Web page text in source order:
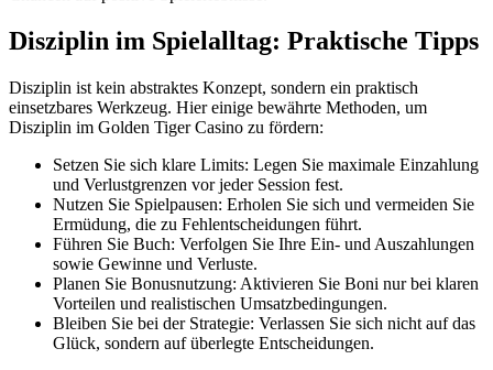
Disziplin im Spielalltag: Praktische Tipps
Disziplin ist kein abstraktes Konzept, sondern ein praktisch
einsetzbares Werkzeug. Hier einige bewährte Methoden, um
Disziplin im Golden Tiger Casino zu fördern:
Setzen Sie sich klare Limits: Legen Sie maximale Einzahlung
und Verlustgrenzen vor jeder Session fest.
Nutzen Sie Spielpausen: Erholen Sie sich und vermeiden Sie
Ermüdung, die zu Fehlentscheidungen führt.
Führen Sie Buch: Verfolgen Sie Ihre Ein- und Auszahlungen
sowie Gewinne und Verluste.
Planen Sie Bonusnutzung: Aktivieren Sie Boni nur bei klaren
Vorteilen und realistischen Umsatzbedingungen.
Bleiben Sie bei der Strategie: Verlassen Sie sich nicht auf das
Glück, sondern auf überlegte Entscheidungen.